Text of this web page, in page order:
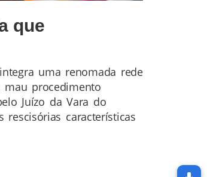
que
uma renomada rede
procedimento
Juízo da Vara do
características